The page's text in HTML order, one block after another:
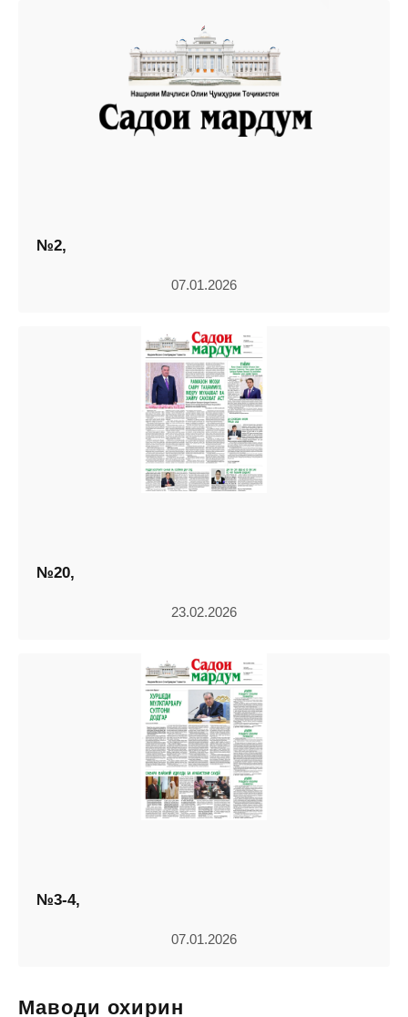
№2,
07.01.2026
№20,
23.02.2026
№3-4,
07.01.2026
Маводи охирин